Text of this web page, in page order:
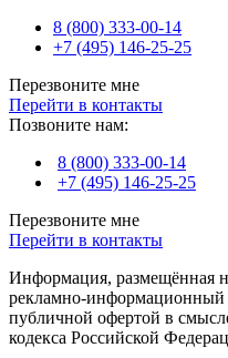
8 (800) 333-00-14
+7 (495) 146-25-25
Перезвоните мне
Перейти в контакты
Позвоните нам:
8 (800) 333-00-14
+7 (495) 146-25-25
Перезвоните мне
Перейти в контакты
Информация, размещённая
рекламно-информационный
публичной офертой в
кодекса Российской